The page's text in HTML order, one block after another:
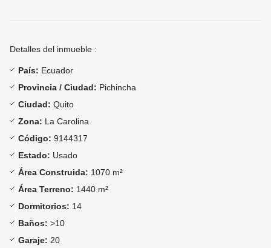
Detalles del inmueble :
País: Ecuador
Provincia / Ciudad: Pichincha
Ciudad: Quito
Zona: La Carolina
Código: 9144317
Estado: Usado
Área Construida: 1070 m²
Área Terreno: 1440 m²
Dormitorios: 14
Baños: >10
Garaje: 20